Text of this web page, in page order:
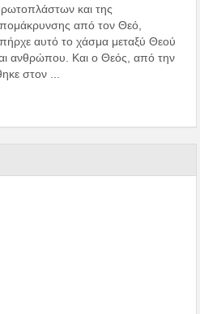
και της
από τον Θεό,
αυτό το χάσμα μεταξύ Θεού
ανθρώπου. Και ο Θεός, από την
στον ...